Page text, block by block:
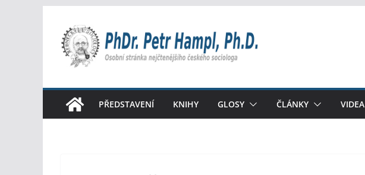
obsah
PŘEDSTAVENÍ KNIHY GLOSY ČLÁNKY VIDEA